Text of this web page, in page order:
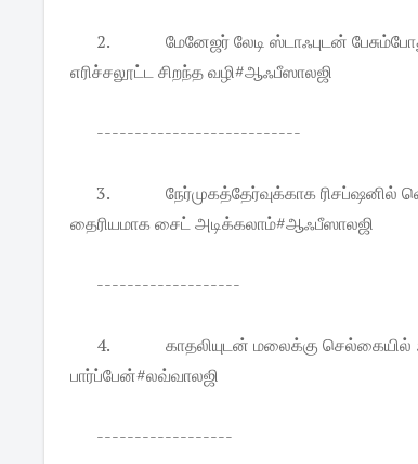
2.
மேனேஜர் லேடி ஸ்டாஃபுடன்
எரிச்சலூட்ட சிறந்த வழி#ஆஃபீஸாலஜி
---------------------------
3.
நேர்முகத்தேர்வுக்காக
தைரியமாக சைட் அடிக்கலாம்#ஆஃபீஸாலஜி
-------------------
4.
காதலியுடன் மலைக்கு செல்கையில்
பார்ப்பேன்#லவ்வாலஜி
------------------